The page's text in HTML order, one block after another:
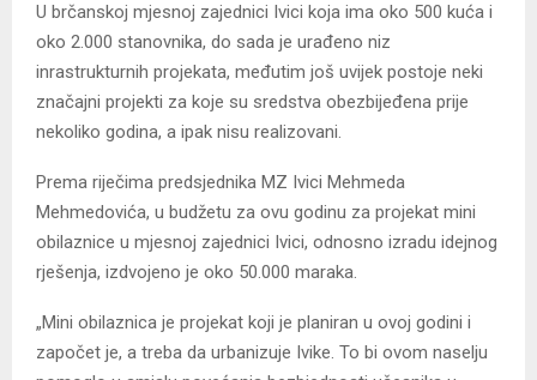
U brčanskoj mjesnoj zajednici Ivici koja ima oko 500 kuća i
oko 2.000 stanovnika, do sada je urađeno niz
inrastrukturnih projekata, međutim još uvijek postoje neki
značajni projekti za koje su sredstva obezbijeđena prije
nekoliko godina, a ipak nisu realizovani.
Prema riječima predsjednika MZ Ivici Mehmeda
Mehmedovića, u budžetu za ovu godinu za projekat mini
obilaznice u mjesnoj zajednici Ivici, odnosno izradu idejnog
rješenja, izdvojeno je oko 50.000 maraka.
„Mini obilaznica je projekat koji je planiran u ovoj godini i
započet je, a treba da urbanizuje Ivike. To bi ovom naselju